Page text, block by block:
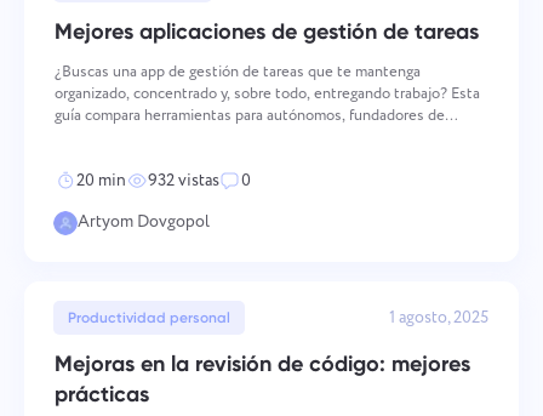
Mejores aplicaciones de gestión de tareas
¿Buscas una app de gestión de tareas que te mantenga
organizado, concentrado y, sobre todo, entregando trabajo? Esta
guía compara herramientas para autónomos, fundadores de
20 min 932 vistas
0
Artyom Dovgopol
Productividad personal 1 agosto, 2025
Mejoras en la revisión de código: mejores
prácticas